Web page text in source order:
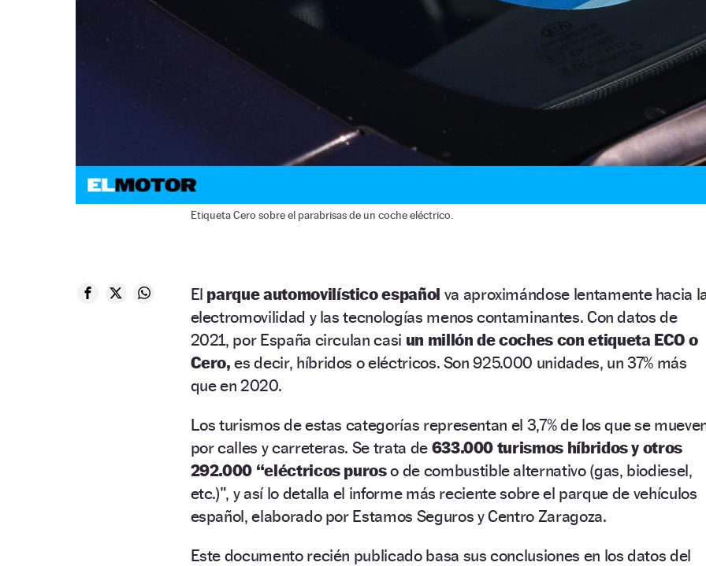
Etiqueta Cero sobre el parabrisas de un coche eléctrico.
El parque automovilístico español va aproximándose lentamente hacia
electromovilidad y las tecnologías menos contaminantes. Con datos de
2021, por España circulan casi un millón de coches con etiqueta ECO o
Cero, es decir, híbridos o eléctricos. Son 925.000 unidades, un 37% más
que en 2020.
Los turismos de estas categorías representan el 3,7% de los que se
por calles y carreteras. Se trata de 633.000 turismos híbridos y otros
292.000 “eléctricos puroso de combustible alternativo (gas, biodiesel,
etc.)”, y así lo detalla el informe más reciente sobre el parque de vehículos
español, elaborado por Estamos Seguros y Centro Zaragoza.
Este documento recién publicado basa sus conclusiones en los datos del